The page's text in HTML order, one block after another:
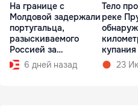
На границе с
Молдовой задержали
португальца,
разыскиваемого
Россией за
наркоторговлю
6 дней назад
Тело
реке
купания
23